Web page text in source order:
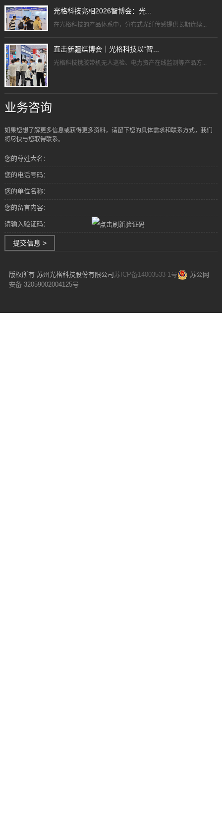
光格科技亮相2026智博会：光...
在光格科技的产品体系中，分布式光纤传感提供长期连续...
直击新疆煤博会｜光格科技以“智...
光格科技携胶带机无人巡检、电力资产在线监测等产品方...
业务咨询
如果您想了解更多信息或获得更多资料，请留下您的具体需求和联系方式，我们
将尽快与您取得联系。
您的尊姓大名：
您的电话号码：
您的单位名称：
您的留言内容：
请输入验证码：
提交信息 >
版权所有 苏州光格科技股份有限公司苏ICP备14003533-1号
苏公网
安备 32059002004125号